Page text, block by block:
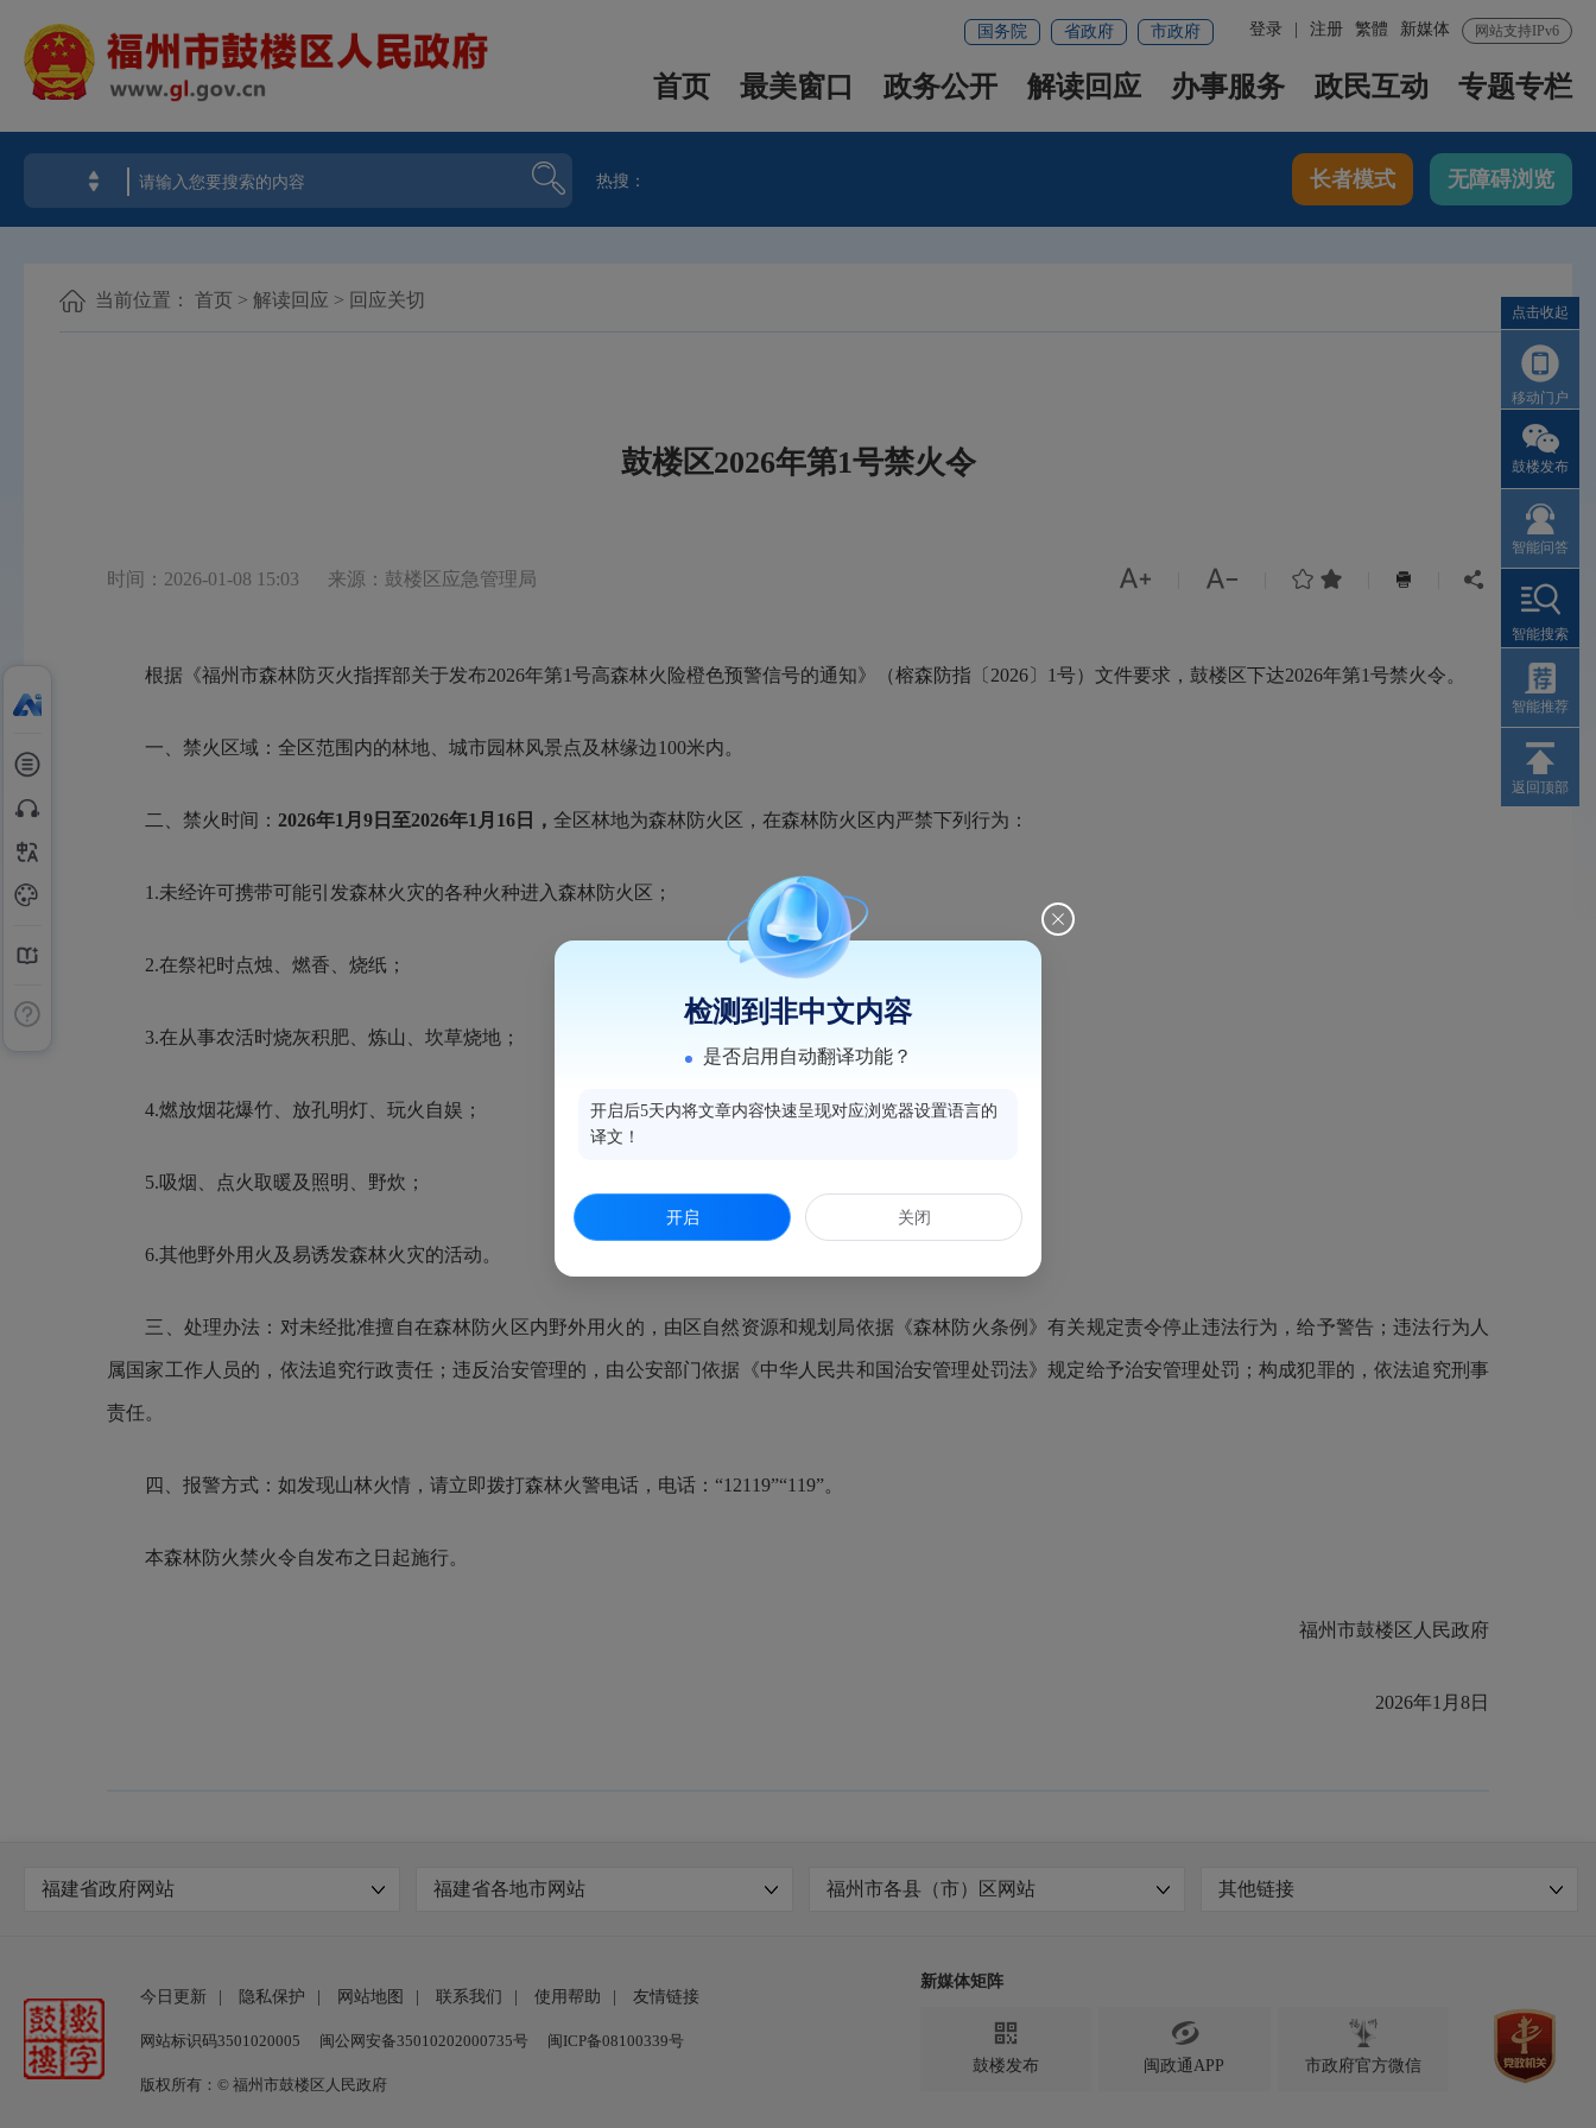
网站支持IPv6
新媒体
繁體
登录 注册
国务院 省政府 市政府
首页 最美窗口 政务公开 解读回应 办事服务 政民互动 专题专栏
热搜： 长者模式 无障碍浏览
当前位置： 首页 > 解读回应 > 回应关切
鼓楼区2026年第1号禁火令
时间：2026-01-08 15:03 来源：鼓楼区应急管理局      
根据《福州市森林防灭火指挥部关于发布2026年第1号高森林火险橙色预警信号的通知》（榕森防指〔2026〕1号）文件要求，鼓楼区下达2026年第1号禁火令。
一、禁火区域：全区范围内的林地、城市园林风景点及林缘边100米内。
二、禁火时间： 2026年1 月 9 日至2026年1 月 16 日， 全区林地为森林防火区，在森林防火区内严禁下列行为：
1.未经许可携带可能引发森林火灾的各种火种进入森林防火区；
2.在祭祀时点烛、燃香、烧纸；
3.在从事农活时烧灰积肥、炼山、坎草烧地；
4.燃放烟花爆竹、放孔明灯、玩火自娱；
5.吸烟、点火取暖及照明、野炊；
6.其他野外用火及易诱发森林火灾的活动。
三、处理办法：对未经批准擅自在森林防火区内野外用火的，由区自然资源和规划局依据《森林防火条例》有关规定责令停止违法行为，给予警告；违法行为人
属国家工作人员的，依法追究行政责任；违反治安管理的，由公安部门依据《中华人民共和国治安管理处罚法》规定给予治安管理处罚；构成犯罪的，依法追究刑事
责任。
四、报警方式：如发现山林火情，请立即拨打森林火警电话，电话：“12119”“119”。
本森林防火禁火令自发布之日起施行。
福州市鼓楼区人民政府
2026年1月8日
福建省政府网站 福建省各地市网站 福州市各县（市）区网站 其他链接
今日更新 隐私保护 网站地图 联系我们 使用帮助 友情链接
网站标识码3501020005 闽公网安备35010202000735号 闽ICP备08100339号
版权所有：© 福州市鼓楼区人民政府
新媒体矩阵

鼓楼发布

闽政通APP 市政府官方微信
点击收起
移动门户
鼓楼发布
智能问答
智能搜索
智能推荐
返回顶部
检测到非中文内容
是否启用自动翻译功能？
开启后5天内将文章内容快速呈现对应浏览器设置语言的
译文！
开启 关闭